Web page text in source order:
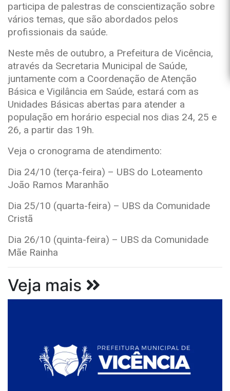
participa de palestras de conscientização sobre
vários temas, que são abordados pelos
profissionais da saúde.
Neste mês de outubro, a Prefeitura de Vicência,
através da Secretaria Municipal de Saúde,
juntamente com a Coordenação de Atenção
Básica e Vigilância em Saúde, estará com as
Unidades Básicas abertas para atender a
população em horário especial nos dias 24, 25 e
26, a partir das 19h.
Veja o cronograma de atendimento:
Dia 24/10 (terça-feira) – UBS do Loteamento
João Ramos Maranhão
Dia 25/10 (quarta-feira) – UBS da Comunidade
Cristã
Dia 26/10 (quinta-feira) – UBS da Comunidade
Mãe Rainha
Veja mais